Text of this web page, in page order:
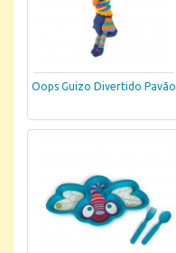
Oops Guizo Divertido Pavão